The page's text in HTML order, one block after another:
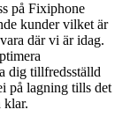
på Fixiphone
kunder vilket är
där vi är idag.
dig tillfredsställd
på lagning tills det
klar.